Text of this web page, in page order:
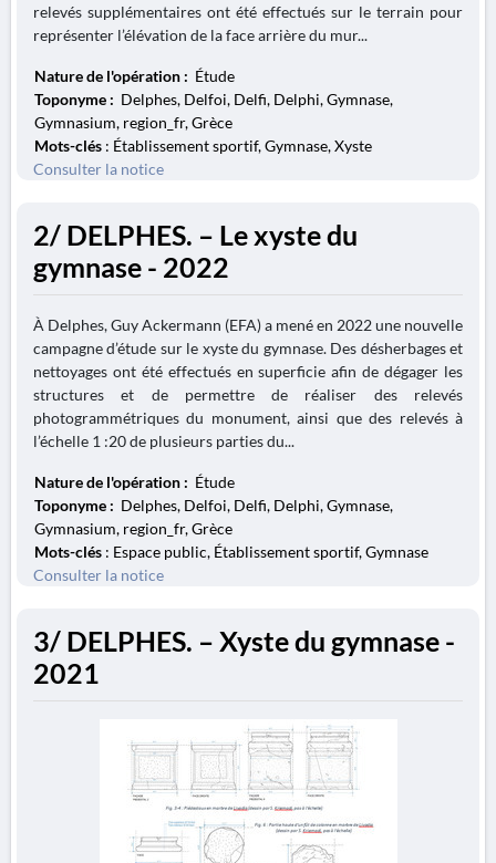
relevés supplémentaires ont été effectués sur le terrain pour
représenter l’élévation de la face arrière du mur...
Nature de l'opération : Étude
Toponyme : Delphes, Delfoi, Delfi, Delphi, Gymnase,
Gymnasium, region_fr, Grèce
Mots-clés : Établissement sportif, Gymnase, Xyste
Consulter la notice
2/ DELPHES. – Le xyste du
gymnase - 2022
À Delphes, Guy Ackermann (EFA) a mené en 2022 une nouvelle
campagne d’étude sur le xyste du gymnase. Des désherbages et
nettoyages ont été effectués en superficie afin de dégager les
structures et de permettre de réaliser des relevés
photogrammétriques du monument, ainsi que des relevés à
l’échelle 1 :20 de plusieurs parties du...
Nature de l'opération : Étude
Toponyme : Delphes, Delfoi, Delfi, Delphi, Gymnase,
Gymnasium, region_fr, Grèce
Mots-clés : Espace public, Établissement sportif, Gymnase
Consulter la notice
3/ DELPHES. – Xyste du gymnase -
2021